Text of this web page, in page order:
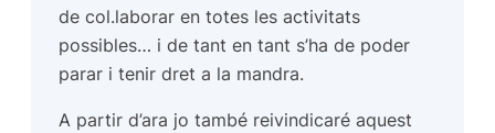
de col.laborar en totes les activitats
possibles… i de tant en tant s’ha de poder
parar i tenir dret a la mandra.
A partir d’ara jo també reivindicaré aquest